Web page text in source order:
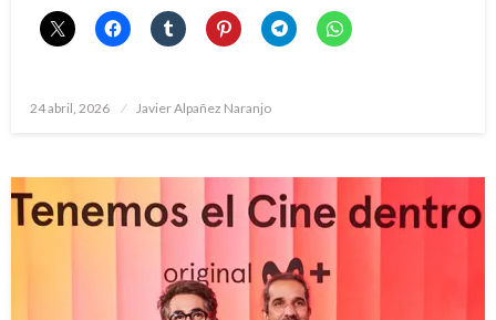
Publicado
24 abril, 2026 Javier Alpañez Naranjo